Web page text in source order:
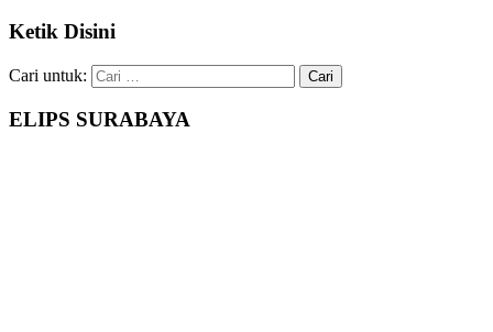
Ketik Disini
Cari untuk:
ELIPS SURABAYA